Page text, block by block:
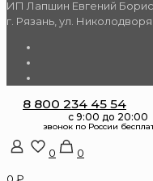
ИП Лапшин Евгений
г. Рязань, ул.
8 800 234 45 54
0
0
0 ₽